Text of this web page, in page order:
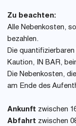
Zu beachten:
Alle Nebenkosten,
bezahlen.
Die
Kaution, IN BAR,
Die Nebenkosten,
am Ende des
Ankunft zwischen
Abfahrt zwischen